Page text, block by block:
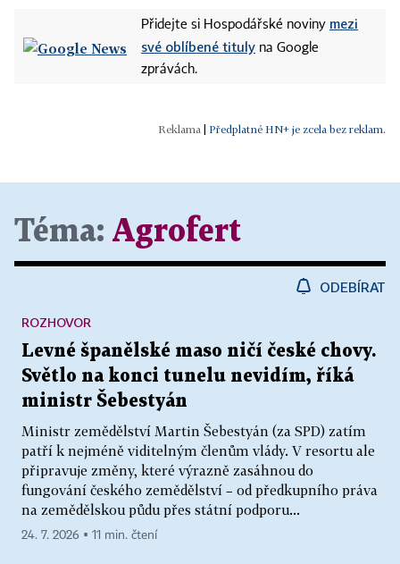
Přidejte si Hospodářské noviny mezi
své oblíbené tituly na Google
zprávách.
Předplatné HN+ je zcela bez reklam.
Téma: Agrofert
ODEBÍRAT
Levné španělské maso ničí české chovy.
Světlo na konci tunelu nevidím, říká
ministr Šebestyán
Ministr zemědělství Martin Šebestyán (za SPD) zatím
patří k nejméně viditelným členům vlády. V resortu ale
připravuje změny, které výrazně zasáhnou do
fungování českého zemědělství – od předkupního práva
na zemědělskou půdu přes státní podporu...
ROZHOVOR
24. 7. 2026 ▪ 11 min. čtení